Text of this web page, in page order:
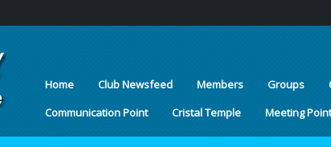
Home Club Newsfeed Members Groups
Communication Point
Cristal Temple Meeting Point